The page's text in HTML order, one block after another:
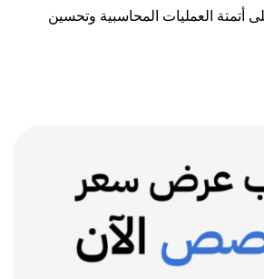
العمليات المحاسبية وتحسين